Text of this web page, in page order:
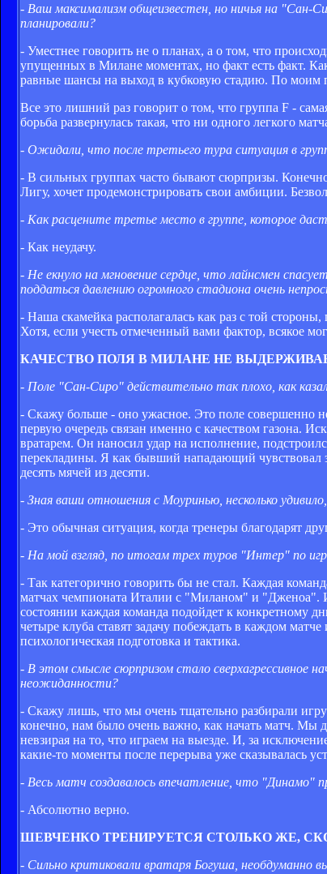
- Ваш максимализм общеизвестен, но ничья на "Сан-
планировали?
- Уместнее говорить не о планах, а о том, что
упущенных в Милане моментах, но факт есть факт.
равные шансы на выход в кубковую стадию. По моим
Все это лишний раз говорит о том, что группа F -
борьба развернулась такая, что ни одного легкого
- Ожидали, что после третьего тура ситуация в
- В сильных группах часто бывают сюрпризы.
Лигу, хочет продемонстрировать свои амбиции.
- Как расцените третье место в группе, которое
- Как неудачу.
- Не екнуло на мгновение сердце, что лайнсмен
поддаться давлению огромного стадиона очень
- Наша скамейка располагалась как раз с той
Хотя, если учесть отмеченный вами фактор, всякое
КАЧЕСТВО ПОЛЯ В МИЛАНЕ НЕ
- Поле "Сан-Сиро" действительно так плохо, как
- Скажу больше - оно ужасное. Это поле совершенно
первую очередь связан именно с качеством газона.
вратарем. Он наносил удар на исполнение,
перекладины. Я как бывший нападающий чувствовал
десять мячей из десяти.
- Зная ваши отношения с Моуринью, несколько
- Это обычная ситуация, когда тренеры благодарят
- На мой взгляд, по итогам трех туров "Интер" по
- Так категорично говорить бы не стал. Каждая
матчах чемпионата Италии с "Миланом" и "Дженоа". И
состоянии каждая команда подойдет к конкретному
четыре клуба ставят задачу побеждать в каждом
психологическая подготовка и тактика.
- В этом смысле сюрпризом стало
неожиданности?
- Скажу лишь, что мы очень тщательно разбирали
конечно, нам было очень важно, как начать матч. Мы
невзирая на то, что играем на выезде. И, за
какие-то моменты после перерыва уже сказывалась
- Весь матч создавалось впечатление, что "Динамо"
- Абсолютно верно.
ШЕВЧЕНКО ТРЕНИРУЕТСЯ СТОЛЬКО ЖЕ,
- Сильно критиковали вратаря Богуша, необдуманно